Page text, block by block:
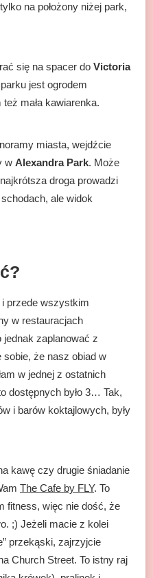
na położony niżej park,
się na spacer do Victoria
jest ogrodem
mała kawiarenka.
miasta, wejdźcie
w Alexandra Park. Może
droga prowadzi
ale widok
i przede wszystkim
w restauracjach
jednak zaplanować z
że nasz obiad w
w jednej z ostatnich
dostępnych było 3… Tak,
i barów koktajlowych, były
kawę czy drugie śniadanie
The Cafe by FLY. To
fitness, więc nie dość, że
;) Jeżeli macie z kolei
przekąski, zajrzyjcie
Church Street. To istny raj